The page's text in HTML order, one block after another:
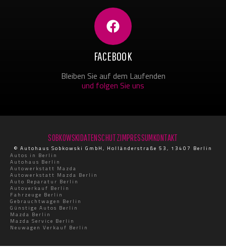
FACEBOOK
Bleiben Sie auf dem Laufenden
und folgen Sie uns
SOBKOWSKIDATENSCHUTZIMPRESSUMKONTAKT
© Autohaus Sobkowski GmbH, Holländerstraße 53, 13407 Berlin
Autos in Berlin
Autohaus Berlin
Autowerkstatt Mazda
Autowerkstatt Mazda Berlin
Auto Reparatur Berlin
Autoverkauf Berlin
Fahrzeuge Berlin
Gebrauchtwagen Berlin
Günstige Autos Berlin
Mazda Berlin
Mazda Service Berlin
Neuwagen Verkauf Berlin